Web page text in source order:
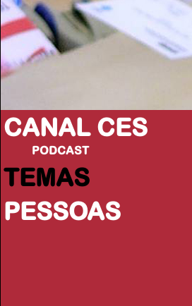
CANAL CES
PODCAST
TEMAS
PESSOAS